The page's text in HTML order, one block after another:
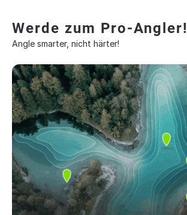
Werde zum Pro-Angler!
Angle smarter, nicht härter!